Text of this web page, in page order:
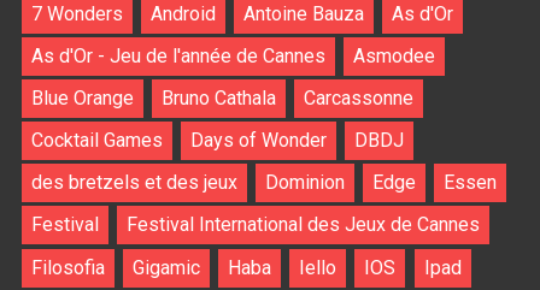
7 Wonders Android Antoine Bauza
As d'Or
As d'Or - Jeu de l'année de Cannes
Asmodee
Blue Orange
Bruno Cathala
Carcassonne
Cocktail Games
Days of Wonder
DBDJ
des bretzels et des jeux
Dominion Edge
Essen
Festival
Festival International des Jeux de Cannes
Filosofia
Gigamic Haba Iello IOS
Ipad